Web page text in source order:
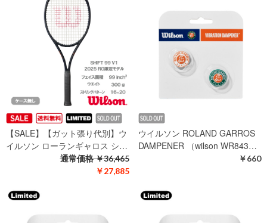
【SALE】【ガット張り代別】ウ
イルソン ローランギャロス シ…
￥27,885
通常価格￥36,465
ウイルソン ROLAND GARROS
DAMPENER （wilson WR843…
￥660